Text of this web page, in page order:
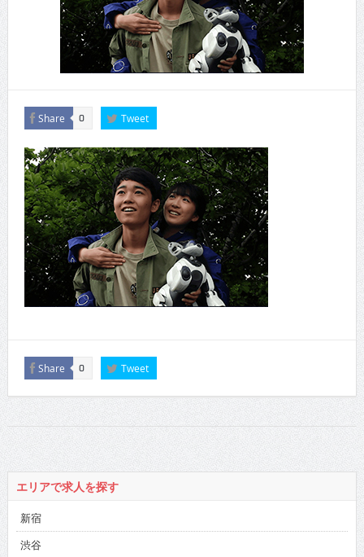
CINEMA×STYLE 294号
Share 0 Tweet
Share 0 Tweet
エリアで求人を探す
新宿
渋谷